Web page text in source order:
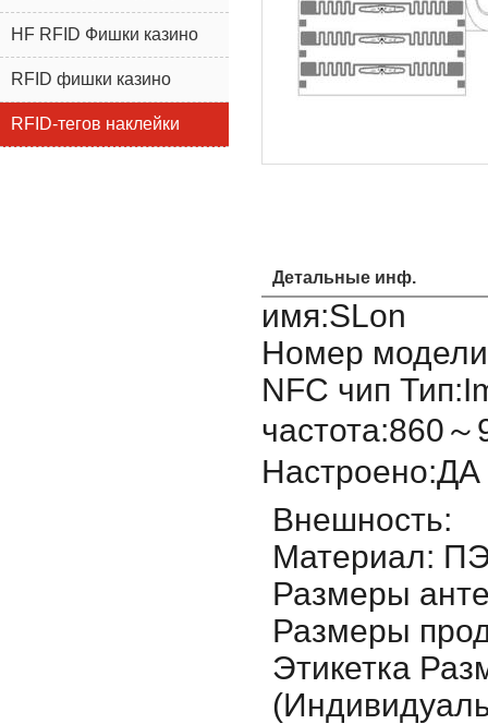
HF RFID Фишки казино
RFID фишки казино
RFID-тегов наклейки
Детальные инф.
имя:SLon
Номер
NFC чип
частота:860
Настроено:ДА
Внешность:
Материал:
Размеры
Размеры
Этикетка